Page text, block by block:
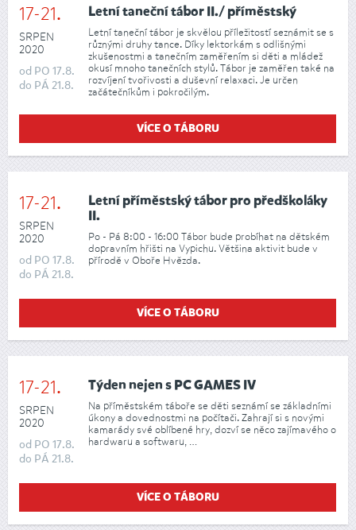
17-21.
SRPEN
2020
od PO 17.8.
do PÁ 21.8.
Letní taneční tábor II./ příměstský
Letní taneční tábor je skvělou příležitostí seznámit se s
různými druhy tance. Díky lektorkám s odlišnými
zkušenostmi a tanečním zaměřením si děti a mládež
okusí mnoho tanečních stylů. Tábor je zaměřen také na
rozvíjení tvořivosti a duševní relaxaci. Je určen
začátečníkům i pokročilým.
VÍCE O TÁBORU
17-21.
SRPEN
2020
od PO 17.8.
do PÁ 21.8.
Letní příměstský tábor pro předškoláky
II.
Po - Pá 8:00 - 16:00 Tábor bude probíhat na dětském
dopravním hřišti na Vypichu. Většina aktivit bude v
přírodě v Oboře Hvězda.
VÍCE O TÁBORU
17-21.
SRPEN
2020
od PO 17.8.
do PÁ 21.8.
Týden nejen s PC GAMES IV
Na příměstském táboře se děti seznámí se základními
úkony a dovednostmi na počítači. Zahrají si s novými
kamarády své oblíbené hry, dozví se něco zajímavého o
hardwaru a softwaru, …
VÍCE O TÁBORU